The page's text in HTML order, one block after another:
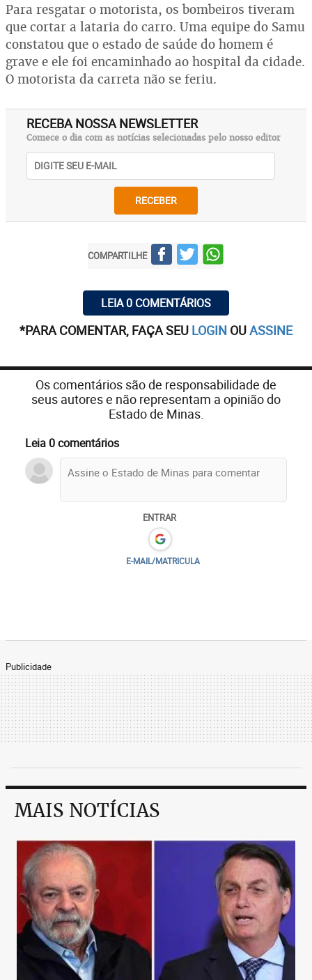
Para resgatar o motorista, os bombeiros tiveram
que cortar a lataria do carro. Uma equipe do Samu
constatou que o estado de saúde do homem é
grave e ele foi encaminhado ao hospital da cidade.
O motorista da carreta não se feriu.
RECEBA NOSSA NEWSLETTER
Comece o dia com as notícias selecionadas pelo nosso editor
RECEBER
COMPARTILHE
LEIA 0 COMENTÁRIOS
*PARA COMENTAR, FAÇA SEU LOGIN OUASSINE
Os comentários são de responsabilidade de
seus autores e não representam a opinião do
Estado de Minas.
Leia 0 comentários
ENTRAR
E-MAIL/MATRICULA
Publicidade
MAIS NOTÍCIAS